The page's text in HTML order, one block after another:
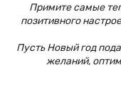
Примите самые
позитивного
Пусть Новый год
желаний,